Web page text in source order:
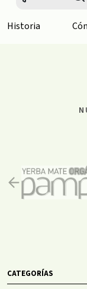
CATEGORÍAS
Historia